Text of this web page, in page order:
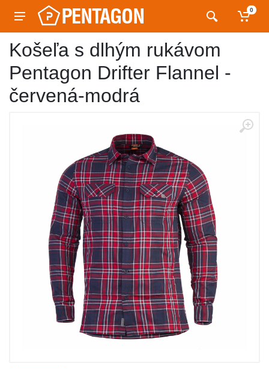
0
Košeľa s dlhým rukávom
Pentagon Drifter Flannel -
červená-modrá